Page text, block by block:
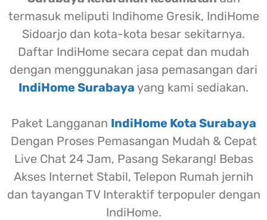
termasuk meliputi Indihome Gresik, IndiHome
Sidoarjo dan kota-kota besar sekitarnya.
Daftar IndiHome secara cepat dan mudah
dengan menggunakan jasa pemasangan dari
IndiHome Surabaya yang kami sediakan.
Paket Langganan IndiHome Kota Surabaya
Dengan Proses Pemasangan Mudah & Cepat
Live Chat 24 Jam, Pasang Sekarang! Bebas
Akses Internet Stabil, Telepon Rumah jernih
dan tayangan TV Interaktif terpopuler dengan
IndiHome.